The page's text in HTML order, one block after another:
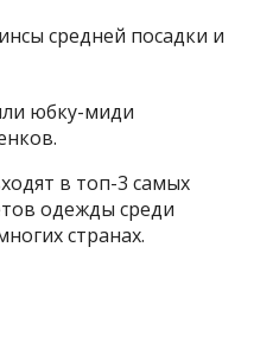
средней посадки и
юбку-миди
в топ-3 самых
одежды среди
странах.